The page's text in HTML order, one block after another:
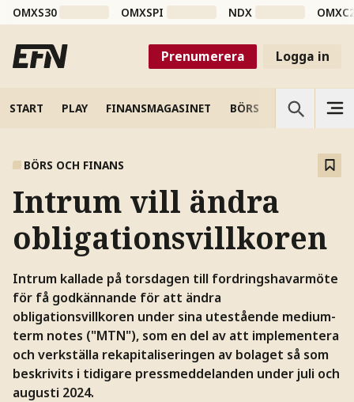
OMXS30 OMXSPI NDX
Prenumerera Logga in
START PLAY FINANSMAGASINET BÖRS VETENSKAP
BÖRS OCH FINANS
Intrum vill ändra
obligationsvillkoren
Intrum kallade på torsdagen till fordringshavarmöte
för få godkännande för att ändra
obligationsvillkoren under sina utestående medium-
term notes ("MTN"), som en del av att implementera
och verkställa rekapitaliseringen av bolaget så som
beskrivits i tidigare pressmeddelanden under juli och
augusti 2024.